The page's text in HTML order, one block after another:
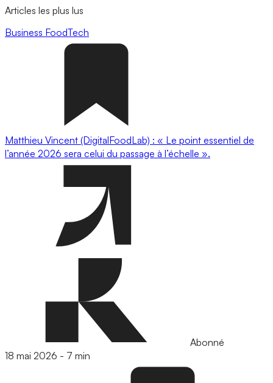
Articles les plus lus
Business FoodTech
Matthieu Vincent (DigitalFoodLab) : « Le point essentiel de
l’année 2026 sera celui du passage à l’échelle ».
Abonné
18 mai 2026 - 7 min